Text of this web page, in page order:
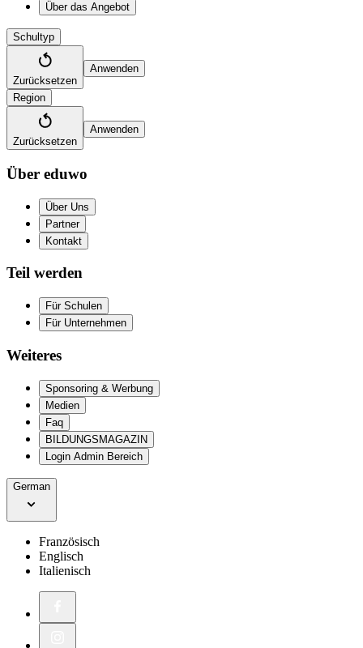
Über das Angebot
Schultyp
Zurücksetzen
Anwenden
Region
Zurücksetzen
Anwenden
Über eduwo
Über Uns
Partner
Kontakt
Teil werden
Für Schulen
Für Unternehmen
Weiteres
Sponsoring & Werbung
Medien
Faq
BILDUNGSMAGAZIN
Login Admin Bereich
German
Französisch
Englisch
Italienisch